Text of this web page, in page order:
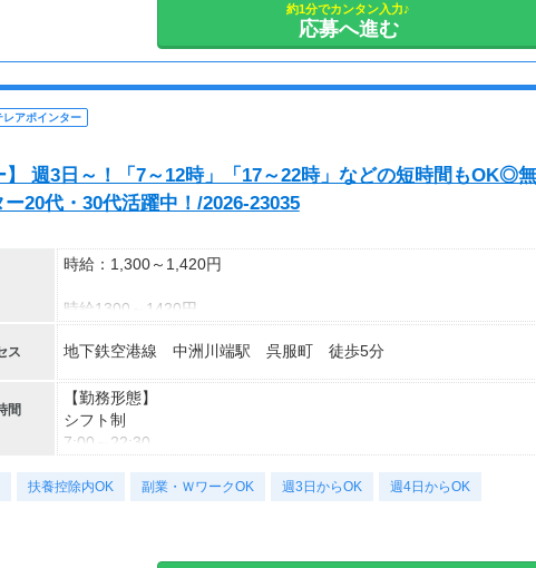
約1分でカンタン入力♪
応募へ進む
レアポインター
】 週3日～！「7～12時」「17～22時」などの短時間もOK◎無
20代・30代活躍中！/2026-23035
時給：1,300～1,420円
時給1300～1420円
【時給詳細】
平日)1300円
土日祝)1420円
12/31～1/3が1日5000円
ス 地下鉄空港線 中洲川端駅 呉服町 徒歩5分
間
【勤務形態】
シフト制
7:00～22:30
★土日祝含む週3日～週4日勤務
扶養控除内OK 副業・ＷワークOK 週3日からOK 週4日からOK